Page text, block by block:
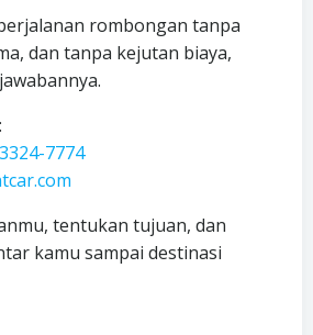
rombongan tanpa
dan tanpa kejutan biaya,
7774
tentukan tujuan, dan
kamu sampai destinasi